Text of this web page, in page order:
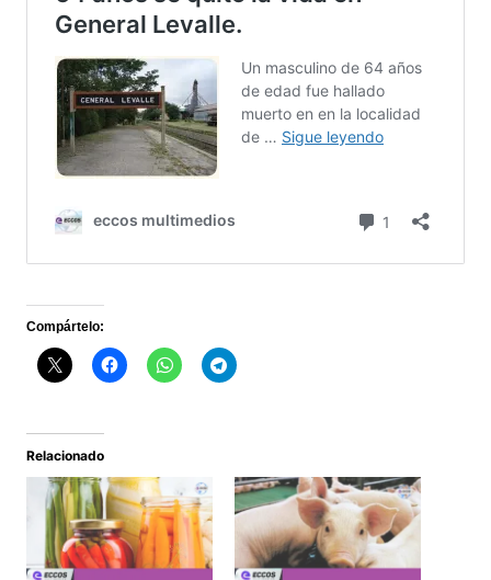
Compártelo:
Relacionado